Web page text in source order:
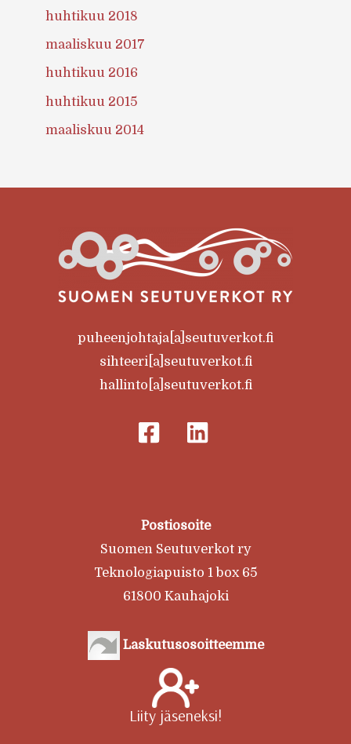
huhtikuu 2018
maaliskuu 2017
huhtikuu 2016
huhtikuu 2015
maaliskuu 2014
puheenjohtaja[a]seutuverkot.fi
sihteeri[a]seutuverkot.fi
hallinto[a]seutuverkot.fi
Postiosoite
Suomen Seutuverkot ry
Teknologiapuisto 1 box 65
61800 Kauhajoki
Laskutusosoitteemme
Liity jäseneksi!